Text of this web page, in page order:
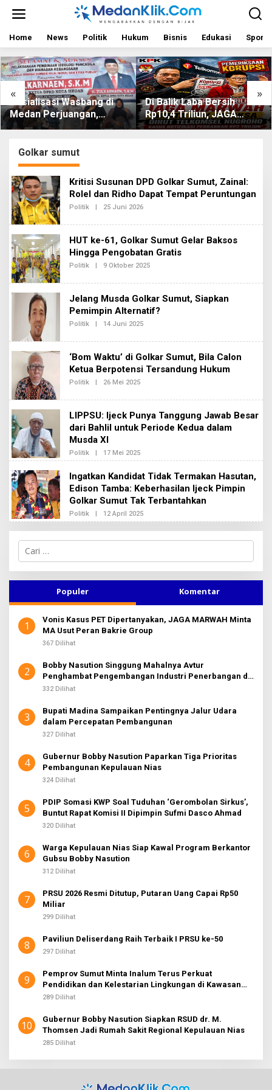
t
i
k
e
o
n
t
Home News Politik Hukum Bisnis Edukasi Sport
« »
Wasbang di
Perjuangan,
Janji
Anak
Di Balik Laba Bersih
Rp10,4 Triliun, JAGA
MARWAH Desak KPK
Golkar sumut
Kritisi Susunan DPD Golkar Sumut, Zainal:
Rolel dan Ridho Dapat Tempat Peruntungan
Politik | 25 Juni 2026
E
R
E
D
A
S
2
HUT ke-61, Golkar Sumut Gelar Baksos
Hingga Pengobatan Gratis
Politik | 9 Oktober 2025
E
R
E
D
S
2
Jelang Musda Golkar Sumut, Siapkan
Pemimpin Alternatif?
Politik | 14 Juni 2025
E
R
E
S
2
‘Bom Waktu’ di Golkar Sumut, Bila Calon
Ketua Berpotensi Tersandung Hukum
Politik | 26 Mei 2025
E
R
E
D
S
2
LIPPSU: Ijeck Punya Tanggung Jawab Besar
dari Bahlil untuk Periode Kedua dalam
Musda XI
Politik | 17 Mei 2025
L
H
R
E
D
A
K
S
Ingatkan Kandidat Tidak Termakan Hasutan,
Edison Tamba: Keberhasilan Ijeck Pimpin
Golkar Sumut Tak Terbantahkan
Politik | 12 April 2025
L
E
H
D
A
K
2
C
i
n
u
k
Populer Komentar
1
Vonis Kasus PET Dipertanyakan, JAGA MARWAH Minta
MA Usut Peran Bakrie Group
367 Dilihat
2
Bobby Nasution Singgung Mahalnya Avtur
Penghambat Pengembangan Industri Penerbangan di
Sumut
332 Dilihat
3
Bupati Madina Sampaikan Pentingnya Jalur Udara
dalam Percepatan Pembangunan
327 Dilihat
4
Gubernur Bobby Nasution Paparkan Tiga Prioritas
Pembangunan Kepulauan Nias
324 Dilihat
5
PDIP Somasi KWP Soal Tuduhan ‘Gerombolan Sirkus’,
Buntut Rapat Komisi II Dipimpin Sufmi Dasco Ahmad
320 Dilihat
6
Warga Kepulauan Nias Siap Kawal Program Berkantor
Gubsu Bobby Nasution
312 Dilihat
7
PRSU 2026 Resmi Ditutup, Putaran Uang Capai Rp50
Miliar
299 Dilihat
8 Paviliun Deliserdang Raih Terbaik I PRSU ke-50
297 Dilihat
9
Pemprov Sumut Minta Inalum Terus Perkuat
Pendidikan dan Kelestarian Lingkungan di Kawasan
Danau Toba
289 Dilihat
10
Gubernur Bobby Nasution Siapkan RSUD dr. M.
Thomsen Jadi Rumah Sakit Regional Kepulauan Nias
285 Dilihat